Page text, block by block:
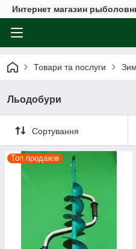
Интернет магазин
Товари та послуги
Льодобури
Сортування
Топ продажів